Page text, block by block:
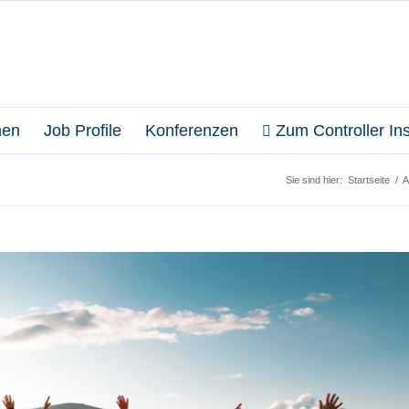
Job Profile Konferenzen Zum Controller
Sie sind hier: Startseite /